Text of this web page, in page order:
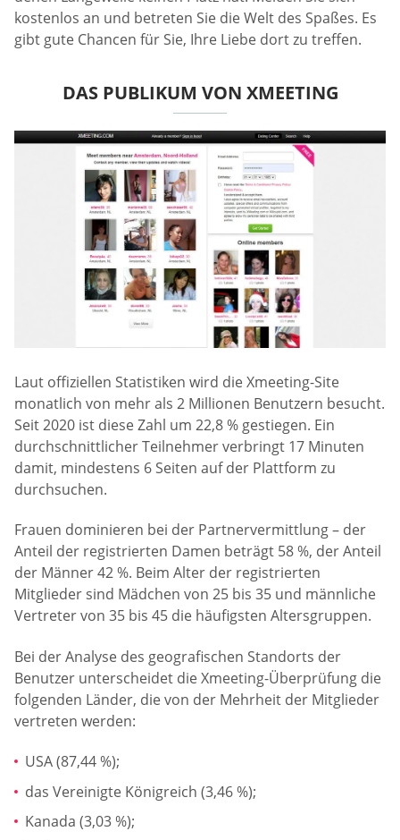
kostenlos an und betreten Sie die Welt des Spaßes. Es
gibt gute Chancen für Sie, Ihre Liebe dort zu treffen.
DAS PUBLIKUM VON XMEETING
Laut offiziellen Statistiken wird die Xmeeting-Site
monatlich von mehr als 2 Millionen Benutzern besucht.
Seit 2020 ist diese Zahl um 22,8 % gestiegen. Ein
durchschnittlicher Teilnehmer verbringt 17 Minuten
damit, mindestens 6 Seiten auf der Plattform zu
durchsuchen.
Frauen dominieren bei der Partnervermittlung – der
Anteil der registrierten Damen beträgt 58 %, der Anteil
der Männer 42 %. Beim Alter der registrierten
Mitglieder sind Mädchen von 25 bis 35 und männliche
Vertreter von 35 bis 45 die häufigsten Altersgruppen.
Bei der Analyse des geografischen Standorts der
Benutzer unterscheidet die Xmeeting-Überprüfung die
folgenden Länder, die von der Mehrheit der Mitglieder
vertreten werden:
USA (87,44 %);
das Vereinigte Königreich (3,46 %);
Kanada (3,03 %);